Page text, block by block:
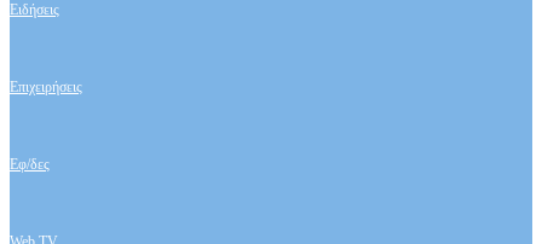
Ειδήσεις
Επιχειρήσεις
Εφ/δες